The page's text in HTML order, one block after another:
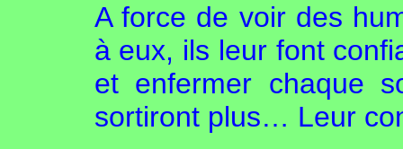
A force de voir des
à eux, ils leur font
et enfermer chaque
sortiront plus… Leur